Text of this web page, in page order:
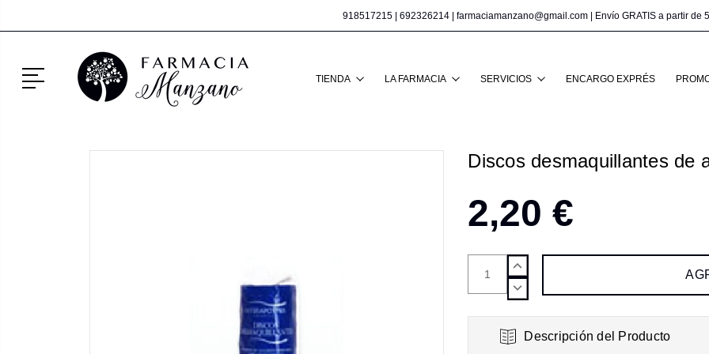
918517215 692326214 farmaciamanzano@gmail.com | Envío GRATIS a partir de
Menú TIENDA LA FARMACIA SERVICIOS ENCARGO EXPRÉS
Discos desmaquillantes de
2,20 €
AUMENTAR
CANTIDAD:
DISMINUIR
CANTIDAD:
Descripción del Producto